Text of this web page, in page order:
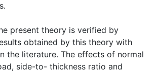
present theory is verified by
obtained by this theory with
the literature. The effects of normal
side-to- thickness ratio and